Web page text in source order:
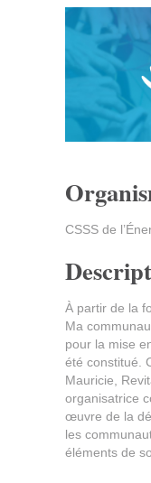
CSSS de
À partir de la
Ma
pour la mise
été constitué.
Mauricie,
organisatrice
œuvre de la
les
éléments de